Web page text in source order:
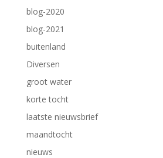
blog-2020
blog-2021
buitenland
Diversen
groot water
korte tocht
laatste nieuwsbrief
maandtocht
nieuws